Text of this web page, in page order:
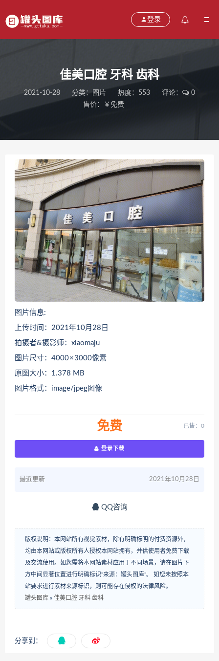
登录
佳美口腔 牙科 齿科
2021-10-28 分类：图片 热度：553 评论：
0
售价：￥免费
图片信息:
上传时间：2021年10月28日
拍摄者&摄影师：xiaomaju
图片尺寸：4000 × 3000像素
原图大小：1.378 MB
图片格式：image/jpeg图像
免费 已售：0
登录下载
最近更新 2021年10月28日
QQ咨询
版权说明：本网站所有视觉素材，除有明确标明的付费资源外，
均由本网站或版权所有人授权本网站拥有，并供使用者免费下载
及交流使用。如您需将本网站素材应用于不同场景，请在图片下
方中间显著位置进行明确标识“来源：罐头图库”。 如您未按照本
站要求进行素材来源标识，则可能存在侵权的法律风险。
罐头图库 » 佳美口腔 牙科 齿科
分享到：